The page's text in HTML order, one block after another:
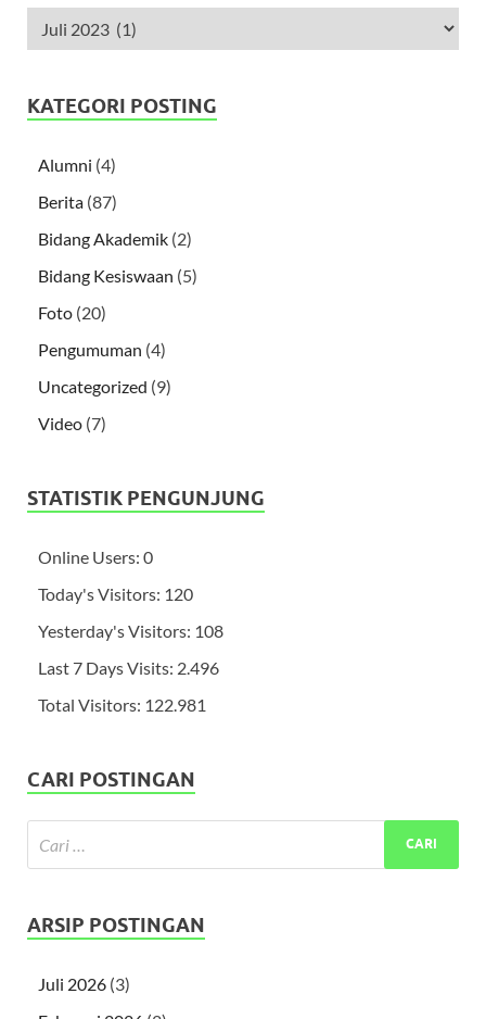
KATEGORI POSTING
Alumni (4)
Berita (87)
Bidang Akademik (2)
Bidang Kesiswaan (5)
Foto (20)
Pengumuman (4)
Uncategorized (9)
Video (7)
STATISTIK PENGUNJUNG
Online Users: 0
Today's Visitors: 120
Yesterday's Visitors: 108
Last 7 Days Visits: 2.496
Total Visitors: 122.981
CARI POSTINGAN
ARSIP POSTINGAN
Juli 2026 (3)